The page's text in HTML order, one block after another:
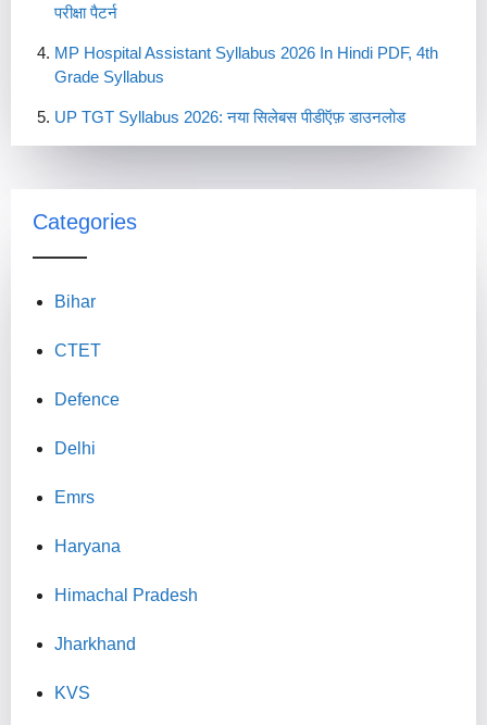
परीक्षा पैटर्न
MP Hospital Assistant Syllabus 2026 In Hindi PDF, 4th
Grade Syllabus
UP TGT Syllabus 2026: नया सिलेबस पीडीऍफ़ डाउनलोड
Categories
Bihar
CTET
Defence
Delhi
Emrs
Haryana
Himachal Pradesh
Jharkhand
KVS